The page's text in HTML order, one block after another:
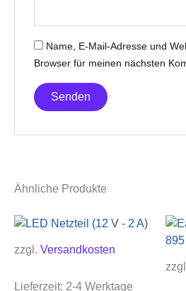
Name, E-Mail-Adresse und
Browser für meinen nächsten
Ähnliche Produkte
zzgl. Versandkosten
Lieferzeit: 2-4 Werktage